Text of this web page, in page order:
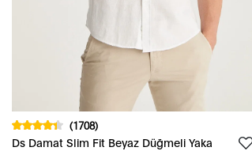
(1708)
Ds Damat Slim Fit Beyaz Düğmeli Yaka